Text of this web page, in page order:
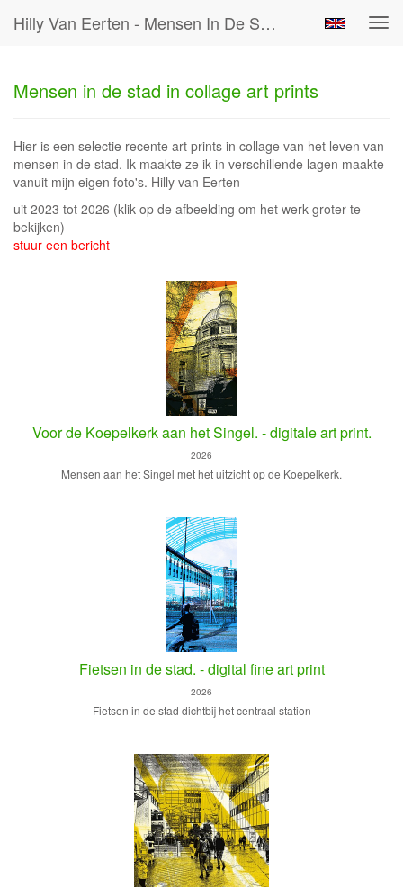
Hilly Van Eerten - Mensen In De Stad In Collage Art Prints
Mensen in de stad in collage art prints
Hier is een selectie recente art prints in collage van het leven van
mensen in de stad. Ik maakte ze ik in verschillende lagen maakte
vanuit mijn eigen foto's. Hilly van Eerten
uit 2023 tot 2026 (klik op de afbeelding om het werk groter te
bekijken)
stuur een bericht
Voor de Koepelkerk aan het Singel. - digitale art print.
2026
Mensen aan het Singel met het uitzicht op de Koepelkerk.
Fietsen in de stad. - digital fine art print
2026
Fietsen in de stad dichtbij het centraal station